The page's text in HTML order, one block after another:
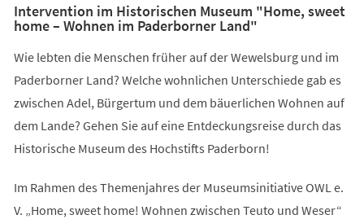
Intervention im Historischen Museum "Home, sweet
home – Wohnen im Paderborner Land"
Wie lebten die Menschen früher auf der Wewelsburg und im
Paderborner Land? Welche wohnlichen Unterschiede gab es
zwischen Adel, Bürgertum und dem bäuerlichen Wohnen auf
dem Lande? Gehen Sie auf eine Entdeckungsreise durch das
Historische Museum des Hochstifts Paderborn!
Im Rahmen des Themenjahres der Museumsinitiative OWL e.
V. „Home, sweet home! Wohnen zwischen Teuto und Weser“